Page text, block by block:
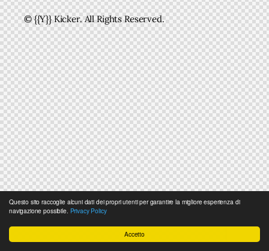
Accetto
Questo sito raccoglie alcuni dati dei propri utenti per garantire la migliore esperienza di
navigazione possibile. Privacy Policy
© {{Y}} Kicker. All Rights Reserved.